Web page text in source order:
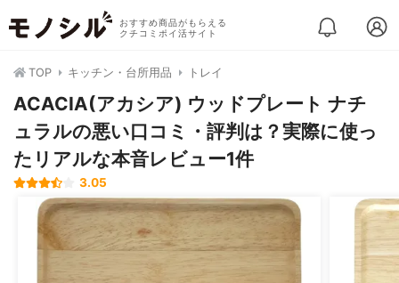
おすすめ商品がもらえる
クチコミポイ活サイト
TOP キッチン・台所用品 トレイ
ACACIA(アカシア) ウッドプレート ナチ
ュラルの悪い口コミ・評判は？実際に使っ
たリアルな本音レビュー1件
3.05